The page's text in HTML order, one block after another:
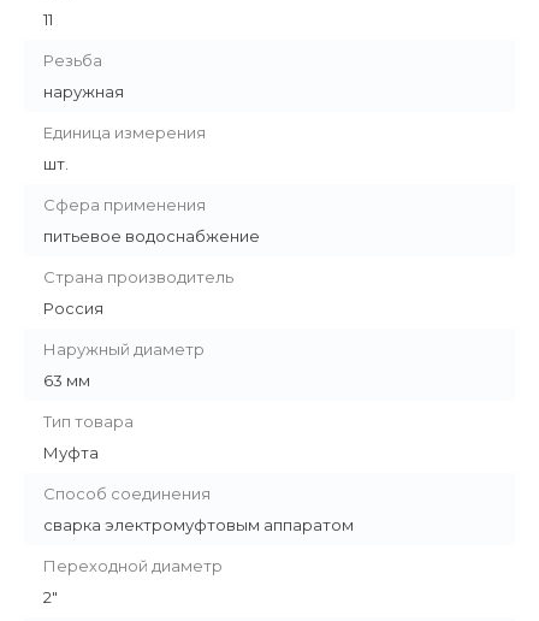
11
Резьба
наружная
Единица измерения
шт.
Сфера применения
питьевое водоснабжение
Страна производитель
Россия
Наружный диаметр
63 мм
Тип товара
Муфта
Способ соединения
сварка электромуфтовым аппаратом
Переходной диаметр
2"